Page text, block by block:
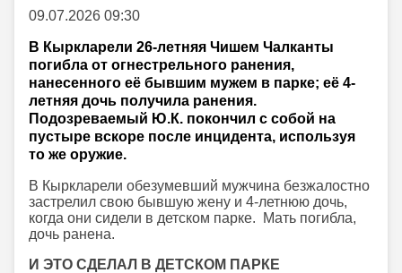
09.07.2026 09:30
В Кыркларели 26-летняя Чишем Чалканты
погибла от огнестрельного ранения,
нанесенного её бывшим мужем в парке; её 4-
летняя дочь получила ранения.
Подозреваемый Ю.К. покончил с собой на
пустыре вскоре после инцидента, используя
то же оружие.
В Кыркларели обезумевший мужчина безжалостно
застрелил свою бывшую жену и 4-летнюю дочь,
когда они сидели в детском парке. Мать погибла,
дочь ранена.
И ЭТО СДЕЛАЛ В ДЕТСКОМ ПАРКЕ